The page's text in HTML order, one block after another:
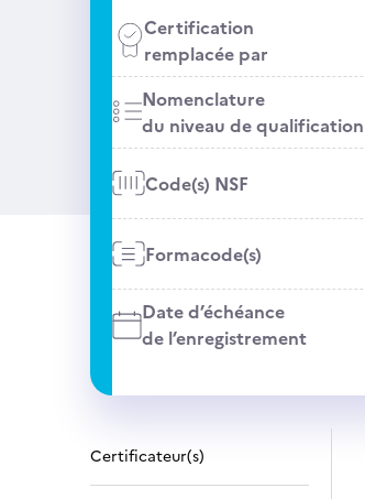
Certification
remplacée par
Nomenclature
du niveau de qualification
Code(s) NSF
Formacode(s)
Date d’échéance
de l’enregistrement
Certificateur(s)